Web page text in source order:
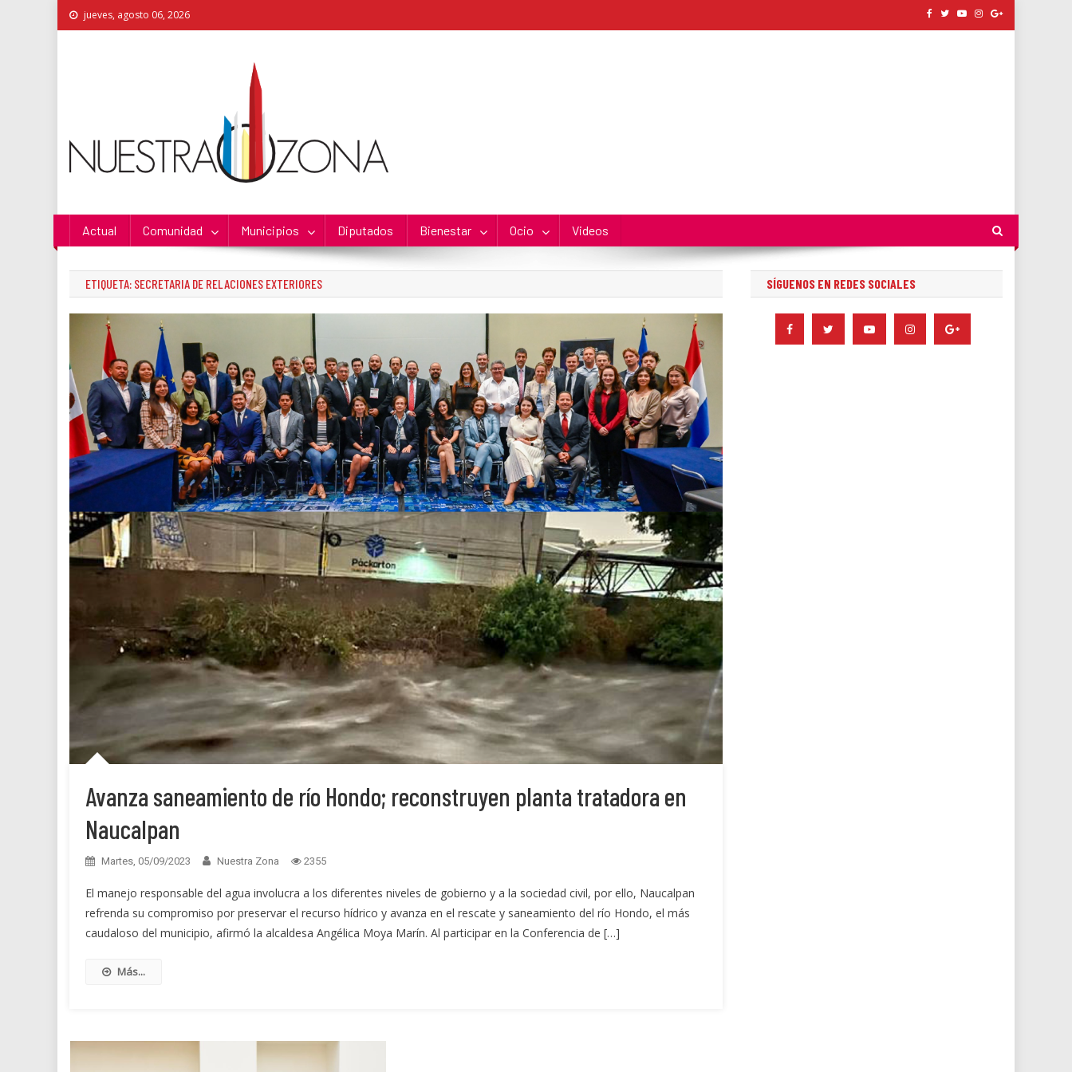
Skip
to
jueves, agosto 06, 2026
Actual Comunidad Municipios Diputados Bienestar Ocio Videos
ETIQUETA: SECRETARIA DE RELACIONES EXTERIORES
Avanza saneamiento de río Hondo; reconstruyen planta tratadora en
Naucalpan
Martes, 05/09/2023 Nuestra Zona 2355
El manejo responsable del agua involucra a los diferentes niveles de gobierno y a la sociedad civil, por ello, Naucalpan
refrenda su compromiso por preservar el recurso hídrico y avanza en el rescate y saneamiento del río Hondo, el más
caudaloso del municipio, afirmó la alcaldesa Angélica Moya Marín. Al participar en la Conferencia de […]
Más...
SÍGUENOS EN REDES SOCIALES